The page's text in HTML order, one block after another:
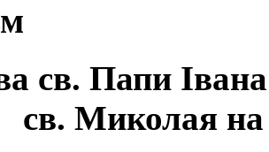
св. Папи
св. Миколая на